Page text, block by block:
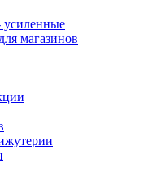
усиленные
магазинов